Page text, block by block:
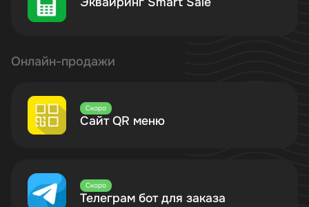
Онлайн-продажи
Скоро
Сайт QR меню
Скоро
Телеграм бот для заказа